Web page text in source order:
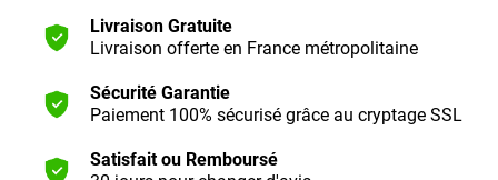
Livraison Gratuite
Livraison offerte en France métropolitaine
Sécurité Garantie
Paiement 100% sécurisé grâce au cryptage SSL
Satisfait ou Remboursé